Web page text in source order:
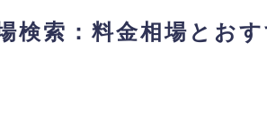
検索： 料金相場とお